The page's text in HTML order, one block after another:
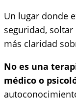
Un lugar donde
seguridad,
más claridad
No es una
médico o